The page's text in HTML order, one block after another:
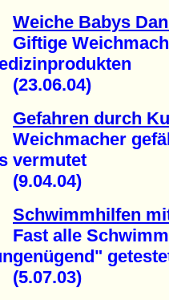
Weiche Babys
Gefahren durch
vermutet
Schwimmhilfen
alle